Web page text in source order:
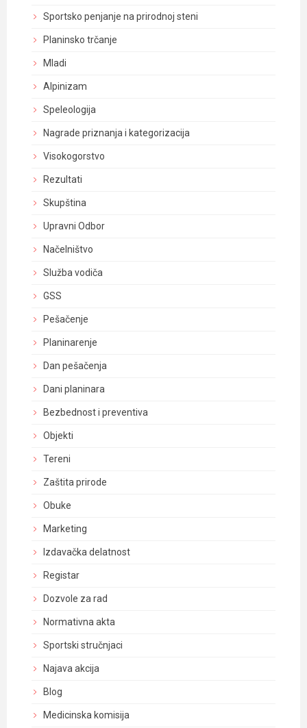
Sportsko penjanje na prirodnoj steni
Planinsko trčanje
Mladi
Alpinizam
Speleologija
Nagrade priznanja i kategorizacija
Visokogorstvo
Rezultati
Skupština
Upravni Odbor
Načelništvo
Služba vodiča
GSS
Pešačenje
Planinarenje
Dan pešačenja
Dani planinara
Bezbednost i preventiva
Objekti
Tereni
Zaštita prirode
Obuke
Marketing
Izdavačka delatnost
Registar
Dozvole za rad
Normativna akta
Sportski stručnjaci
Najava akcija
Blog
Medicinska komisija